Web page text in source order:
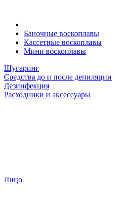
Баночные воскоплавы
Кассетные воскоплавы
Мини воскоплавы
Шугаринг
Средства до и после депиляции
Дезинфекция
Расходники и аксессуары
Лицо